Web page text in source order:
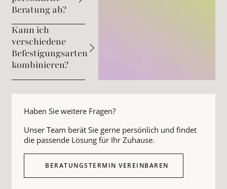
Beratung ab?
Kann ich
verschiedene
Befestigungsarten
kombinieren?
Haben Sie weitere Fragen?
Unser Team berät Sie gerne persönlich und findet
die passende Lösung für Ihr Zuhause.
BERATUNGSTERMIN VEREINBAREN